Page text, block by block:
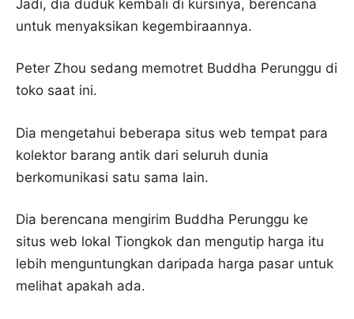
Jadi, dia duduk kembali di kursinya, berencana
untuk menyaksikan kegembiraannya.
Peter Zhou sedang memotret Buddha Perunggu di
toko saat ini.
Dia mengetahui beberapa situs web tempat para
kolektor barang antik dari seluruh dunia
berkomunikasi satu sama lain.
Dia berencana mengirim Buddha Perunggu ke
situs web lokal Tiongkok dan mengutip harga itu
lebih menguntungkan daripada harga pasar untuk
melihat apakah ada.